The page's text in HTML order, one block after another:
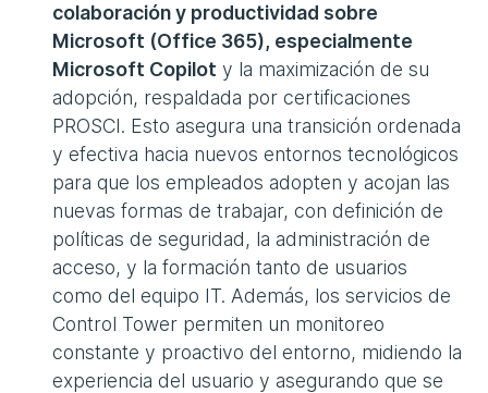
colaboración y productividad sobre
Microsoft (Office 365), especialmente
Microsoft Copilot y la maximización de su
adopción, respaldada por certificaciones
PROSCI. Esto asegura una transición ordenada
y efectiva hacia nuevos entornos tecnológicos
para que los empleados adopten y acojan las
nuevas formas de trabajar, con definición de
políticas de seguridad, la administración de
acceso, y la formación tanto de usuarios
como del equipo IT. Además, los servicios de
Control Tower permiten un monitoreo
constante y proactivo del entorno, midiendo la
experiencia del usuario y asegurando que se